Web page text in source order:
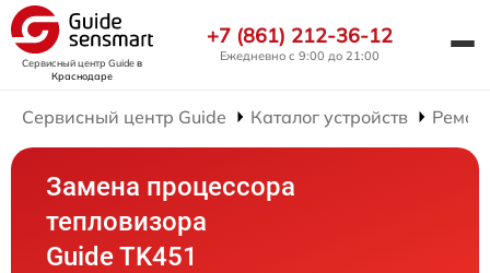
Сервисный центр Guideв
Краснодаре
+7 (861) 212-36-12
Ежедневно с 9:00 до 21:00
Сервисный центр Guide Каталог устройств
Замена процессора
тепловизора
Guide TK451